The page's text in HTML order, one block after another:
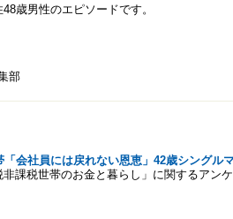
歳男性のエピソードです。
部
会社員には戻れない恩恵」42歳シングル
課税世帯のお金と暮らし」に関するアン